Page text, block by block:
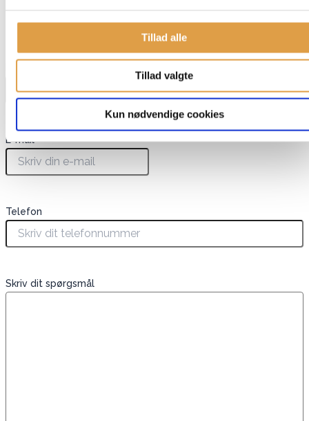
Tillad alle
Tillad valgte
Kun nødvendige cookies
E-mail*
Telefon
Skriv dit spørgsmål